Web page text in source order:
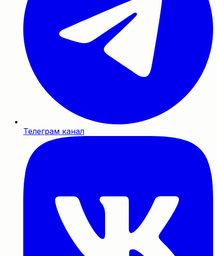
Телеграм канал